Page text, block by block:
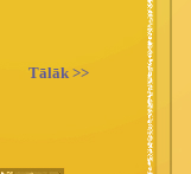
Tālāk >>